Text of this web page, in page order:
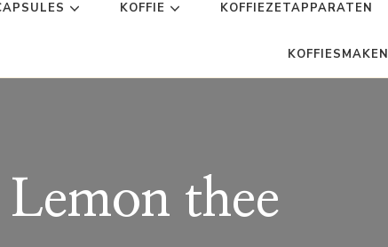
KOFFIE KOFFIEZETAPPARATEN
KOFFIESMAKEN
Lemon thee